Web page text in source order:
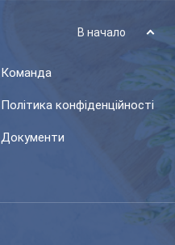
В начало
Команда
Політика конфіденційності
Документи